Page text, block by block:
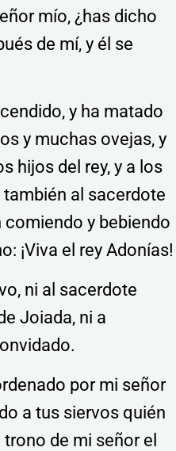
mío, ¿has dicho
de mí, y él se
y ha matado
y muchas ovejas, y
hijos del rey, y a los
al sacerdote
comiendo y bebiendo
¡Viva el rey Adonías!
ni al sacerdote
Joiada, ni a
por mi señor
a tus siervos quién
de mi señor el